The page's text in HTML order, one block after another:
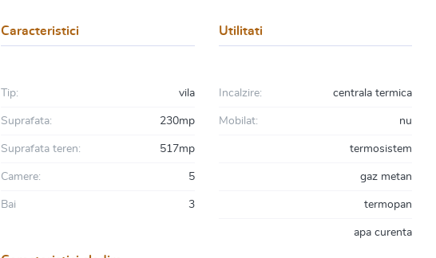
Caracteristici
Tip: vila
Suprafata: 230mp
Suprafata teren: 517mp
Camere: 5
Bai 3
Utilitati
Incalzire: centrala termica
Mobilat: nu
termosistem
gaz metan
termopan
apa curenta